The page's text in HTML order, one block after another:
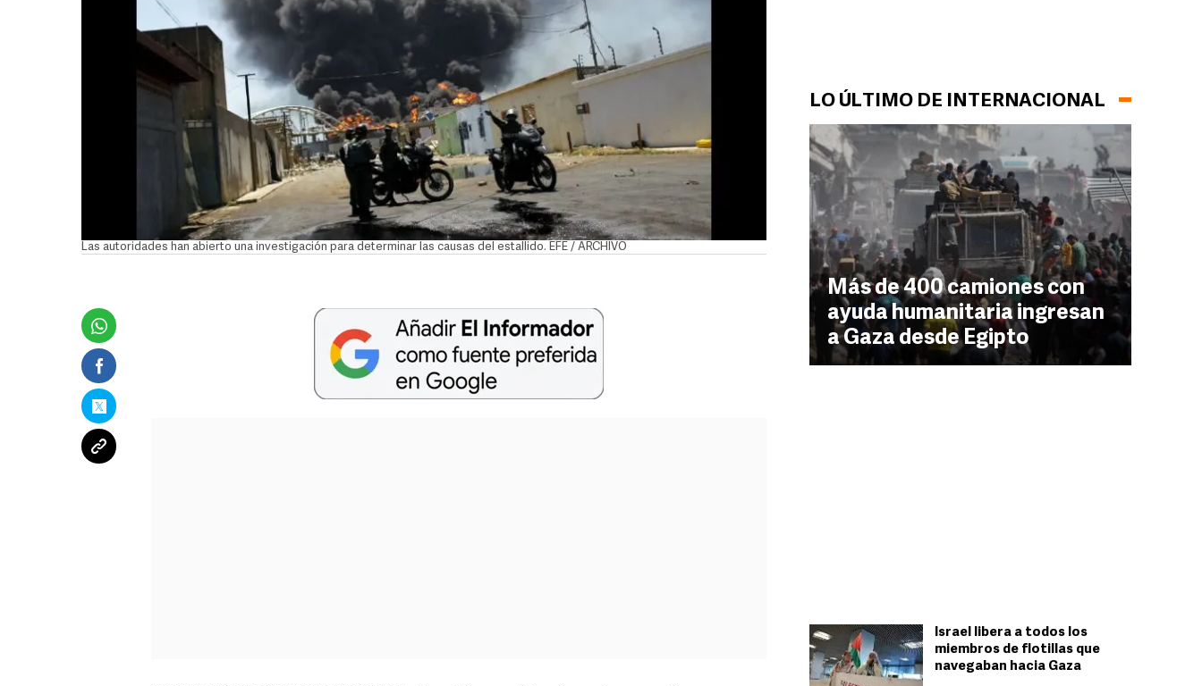
LO ÚLTIMO DE INTERNACIONAL
Más de 400 camiones con
ayuda humanitaria ingresan
a Gaza desde Egipto
Israel libera a todos los
miembros de flotillas que
navegaban hacia Gaza
Las autoridades han abierto una investigación para determinar las causas del estallido. EFE / ARCHIVO